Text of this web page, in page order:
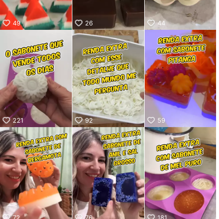
49 26 44
221 92 59